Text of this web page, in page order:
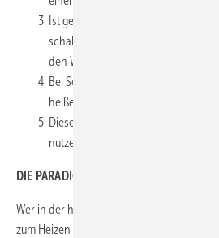
Ist genügend Wärme im Kollektor
schaltet die Pumpe ein und
den Wärmetauscher des oberen
Bei Sonnenschein wird alle 5
heißem Wasser in Ihren Speicher
Diese Wärme können Sie sofort
nutzen.
DIE PARADIGMA SOLARHEIZUNG
Wer in der heutigen Zeit einen solaren
zum Heizen anstrebt und nicht viel Platz für